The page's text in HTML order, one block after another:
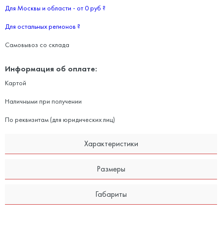
Для Москвы и области - от 0 руб ?
Для остальных регионов ?
Самовывоз со склада
Информация об оплате:
Картой
Наличными при получении
По реквизитам (для юридических лиц)
Характеристики
Размеры
Габариты